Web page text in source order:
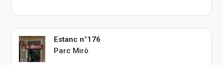
Estanc n°176
Parc Mirò